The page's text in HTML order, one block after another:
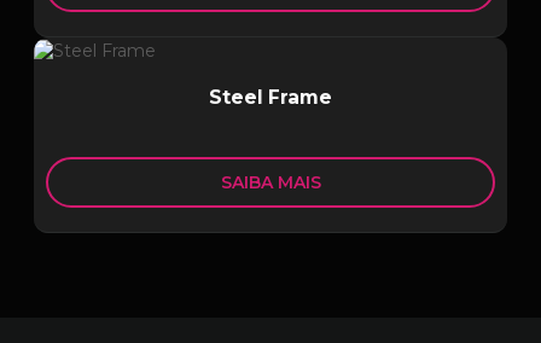
Steel Frame
SAIBA MAIS